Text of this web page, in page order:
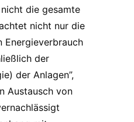
die gesamte
nicht nur die
Energieverbrauch
der
der Anlagen”,
Austausch von